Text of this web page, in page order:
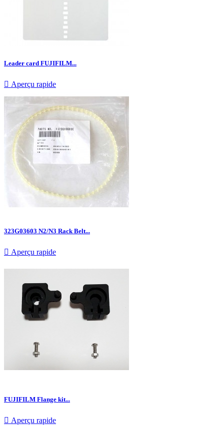
Leader card FUJIFILM...
 Aperçu rapide
323G03603 N2/N3 Rack Belt...
 Aperçu rapide
FUJIFILM Flange kit...
 Aperçu rapide